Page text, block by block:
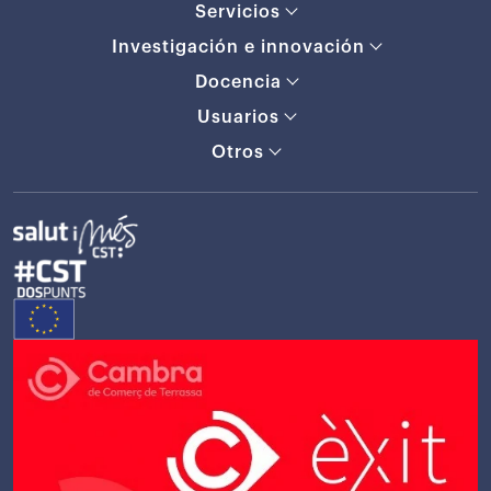
Servicios
Investigación e innovación
Docencia
Usuarios
Otros